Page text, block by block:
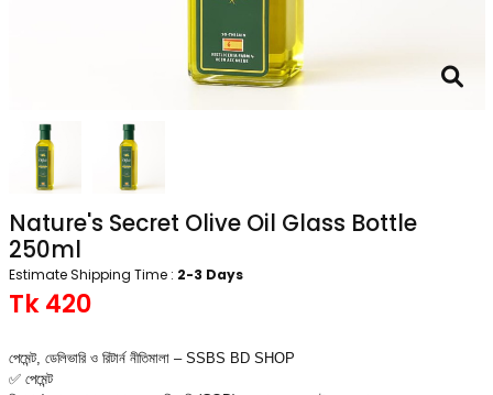
Nature's Secret Olive Oil Glass Bottle
250ml
Estimate Shipping Time : 2-3 Days
Tk 420
পেমেন্ট, ডেলিভারি ও রিটার্ন নীতিমালা – SSBS BD SHOP
✅ পেমেন্ট